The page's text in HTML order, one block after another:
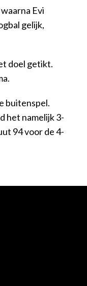
Evi
gelijk,
doel getikt.
buitenspel.
het namelijk 3-
94 voor de 4-